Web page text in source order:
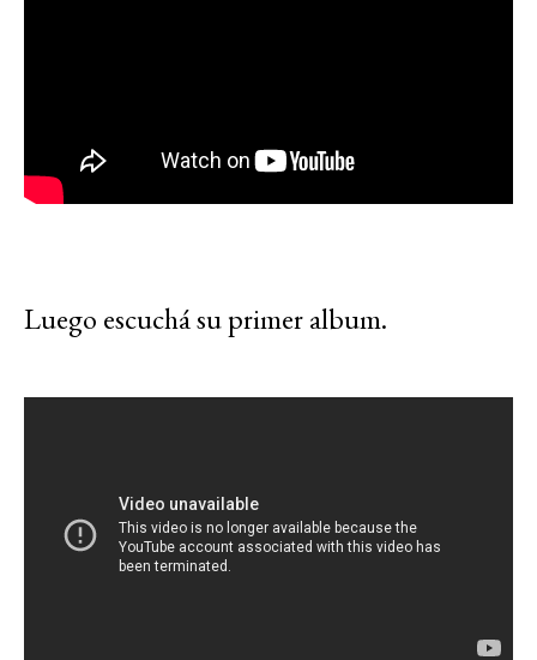
Luego escuchá su primer album.